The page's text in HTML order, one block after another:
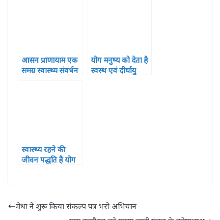
आसन प्राणायाम एक
समग्र स्वास्थ्य संवर्धन
योग मनुष्य को देता है
स्वस्थ एवं दीर्घायु
स्वास्थ्य रहने की
जीवन पद्धति है योग
मेधा ने शुरू किया संकल्प पत्र भरो अभियान